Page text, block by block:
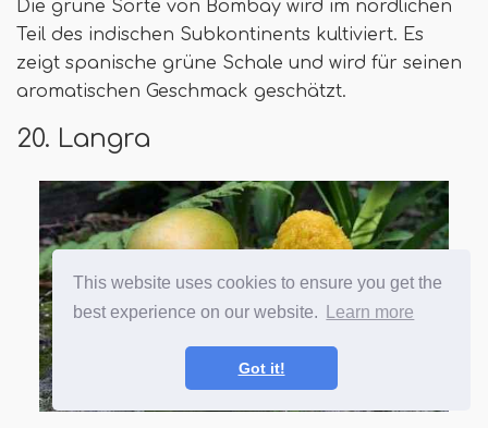
This website uses cookies to ensure you get the
best experience on our website.
Learn more
Got it!
Die grüne Sorte von Bombay wird im nördlichen
Teil des indischen Subkontinents kultiviert. Es
zeigt spanische grüne Schale und wird für seinen
aromatischen Geschmack geschätzt.
20. Langra